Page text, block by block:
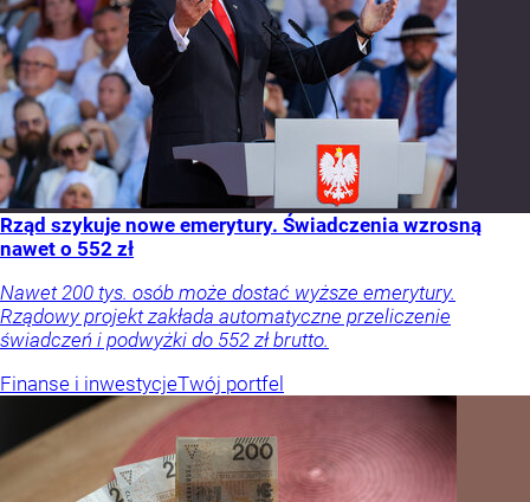
Rząd szykuje nowe emerytury. Świadczenia wzrosną
nawet o 552 zł
Nawet 200 tys. osób może dostać wyższe emerytury.
Rządowy projekt zakłada automatyczne przeliczenie
świadczeń i podwyżki do 552 zł brutto.
Finanse i inwestycjeTwój portfel